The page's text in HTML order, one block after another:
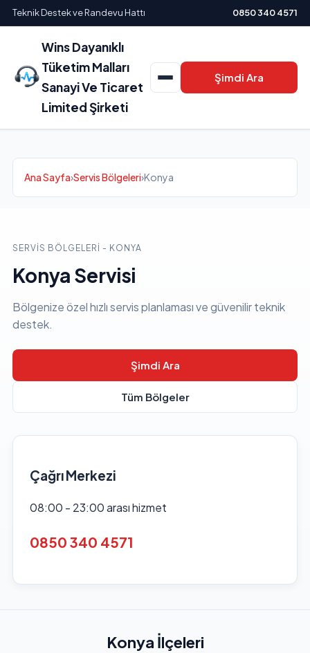
Teknik Destek ve Randevu Hattı 0850 340 4571
Wins Dayanıklı
Tüketim Malları
Sanayi Ve Ticaret
Limited Şirketi
Şimdi Ara
Ana Sayfa›Servis Bölgeleri›Konya
SERVIS BÖLGELERI - KONYA
Konya Servisi
Bölgenize özel hızlı servis planlaması ve güvenilir teknik
destek.
Şimdi Ara
Tüm Bölgeler
Çağrı Merkezi
08:00 - 23:00 arası hizmet
0850 340 4571
Konya İlçeleri